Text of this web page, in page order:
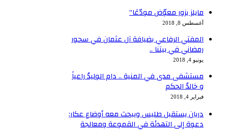
مايلز يزور معوّض مودّعًا”
أغسطس 8, 2018
المفتي الرفاعي بضيافة آل عثمان في سحور
رمضاني في بيتنا ..
يونيو 4, 2018
مستشفى مدى في المنية .. دام الوليدُ راعياً
و خالدُ الحكم
فبراير 4, 2018
دريان يستقبل طليس ويبحث معه أوضاع عكار:
دعوة إلى التهدئة في القموعة ومعالجة